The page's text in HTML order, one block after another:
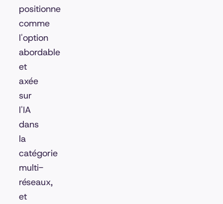
positionne
comme
l'option
abordable
et
axée
sur
l'IA
dans
la
catégorie
multi-
réseaux,
et